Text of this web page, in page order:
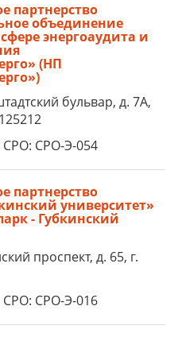
партнерство
объединение
энергоаудита и
(НП
бульвар, д. 7А,
СРО: СРО-Э-054
партнерство
университет»
- Губкинский
проспект, д. 65, г.
СРО: СРО-Э-016